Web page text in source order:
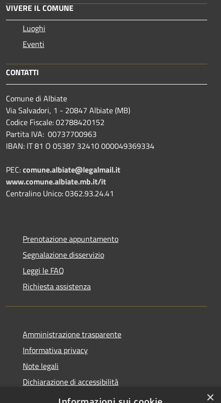
VIVERE IL COMUNE
Luoghi
Eventi
CONTATTI
Comune di Albiate
Via Salvadori, 1 - 20847 Albiate (MB)
Codice Fiscale: 02788420152
Partita IVA: 00737700963
IBAN: IT 81 O 05387 32410 000049369334
PEC:comune.albiate@legalmail.it
www.comune.albiate.mb.it/it
Centralino Unico: 0362.93.24.41
Prenotazione appuntamento
Segnalazione disservizio
Leggi le FAQ
Richiesta assistenza
Amministrazione trasparente
Informativa privacy
Note legali
Dichiarazione di accessibilità
Obbietivi di accessibilità
×